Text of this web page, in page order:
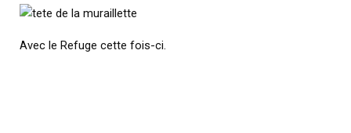
Avec le Refuge cette fois-ci.